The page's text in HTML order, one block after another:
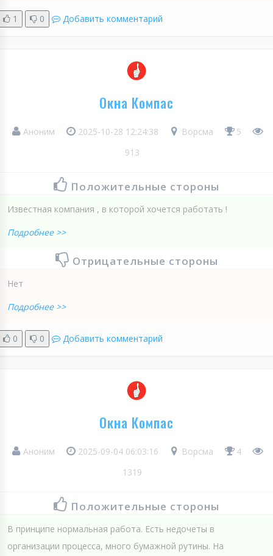
1 0 Добавить комментарий
Окна Компас
Аноним 2025-10-28 12:24:38 Ворсма
5
913
Положительные стороны
Известная компания , в которой хочется работать !
Подробнее >>
Отрицательные стороны
Нет
Подробнее >>
0 0 Добавить комментарий
Окна Компас
Аноним 2025-09-04 06:03:16 Ворсма
4
1319
Положительные стороны
В принципе нормальная работа. Есть недочеты в
организации процесса, много бумажной рутины. На